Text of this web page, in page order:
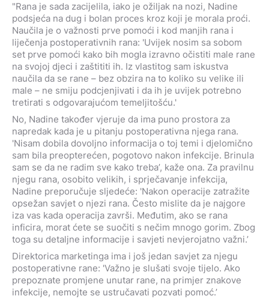
"Rana je sada zacijelila, iako je ožiljak na nozi, Nadine
podsjeća na dug i bolan proces kroz koji je morala proći.
Naučila je o važnosti prve pomoći i kod manjih rana i
liječenja postoperativnih rana: 'Uvijek nosim sa sobom
set prve pomoći kako bih mogla izravno očistiti male rane
na svojoj djeci i zaštititi ih. Iz vlastitog sam iskustva
naučila da se rane – bez obzira na to koliko su velike ili
male – ne smiju podcjenjivati i da ih je uvijek potrebno
tretirati s odgovarajućom temeljitošću.'
No, Nadine također vjeruje da ima puno prostora za
napredak kada je u pitanju postoperativna njega rana.
'Nisam dobila dovoljno informacija o toj temi i djelomično
sam bila preopterećen, pogotovo nakon infekcije. Brinula
sam se da ne radim sve kako treba’, kaže ona. Za pravilnu
njegu rana, osobito velikih, i sprječavanje infekcija,
Nadine preporučuje sljedeće: 'Nakon operacije zatražite
opsežan savjet o njezi rana. Često mislite da je najgore
iza vas kada operacija završi. Međutim, ako se rana
inficira, morat ćete se suočiti s nečim mnogo gorim. Zbog
toga su detaljne informacije i savjeti nevjerojatno važni.’
Direktorica marketinga ima i još jedan savjet za njegu
postoperativne rane: 'Važno je slušati svoje tijelo. Ako
prepoznate promjene unutar rane, na primjer znakove
infekcije, nemojte se ustručavati pozvati pomoć.’